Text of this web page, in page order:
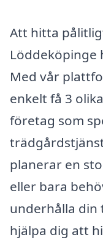
Att hitta
Löddeköpinge
Med vår
enkelt få 3
företag som
planerar en
eller bara
underhålla
hjälpa dig att